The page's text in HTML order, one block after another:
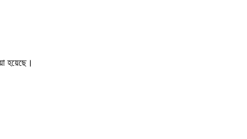
হয়েছে।